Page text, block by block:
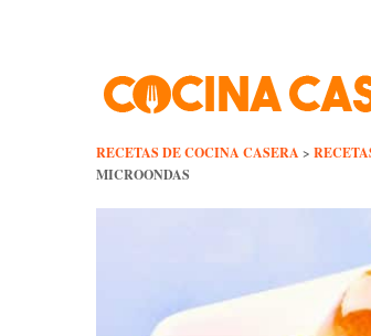
RECETAS DE COCINA CASERA >
MICROONDAS